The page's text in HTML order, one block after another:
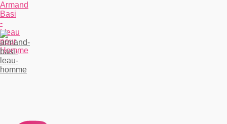
Armand
Basi
-
L'eau
pour
Homme